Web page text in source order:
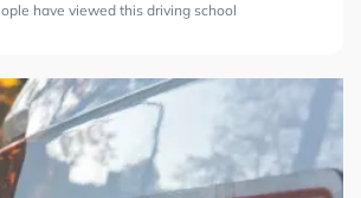
have viewed this driving school